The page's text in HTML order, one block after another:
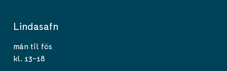
Lindasafn
mán til fös
kl. 13-18